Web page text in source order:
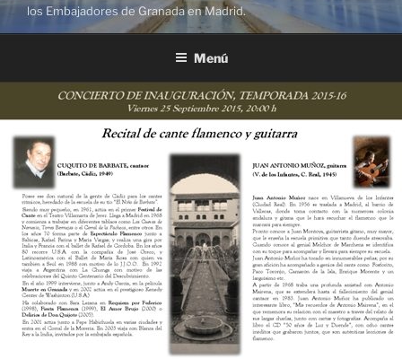
los Embajadores de Granada en Madrid.
Menú